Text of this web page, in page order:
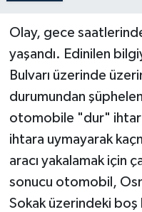
Olay, gece
yaşandı. Edinilen
Bulvarı üzerinde
durumundan
otomobile "dur"
ihtara uymayarak
aracı yakalamak için
sonucu otomobil,
Sokak üzerindeki